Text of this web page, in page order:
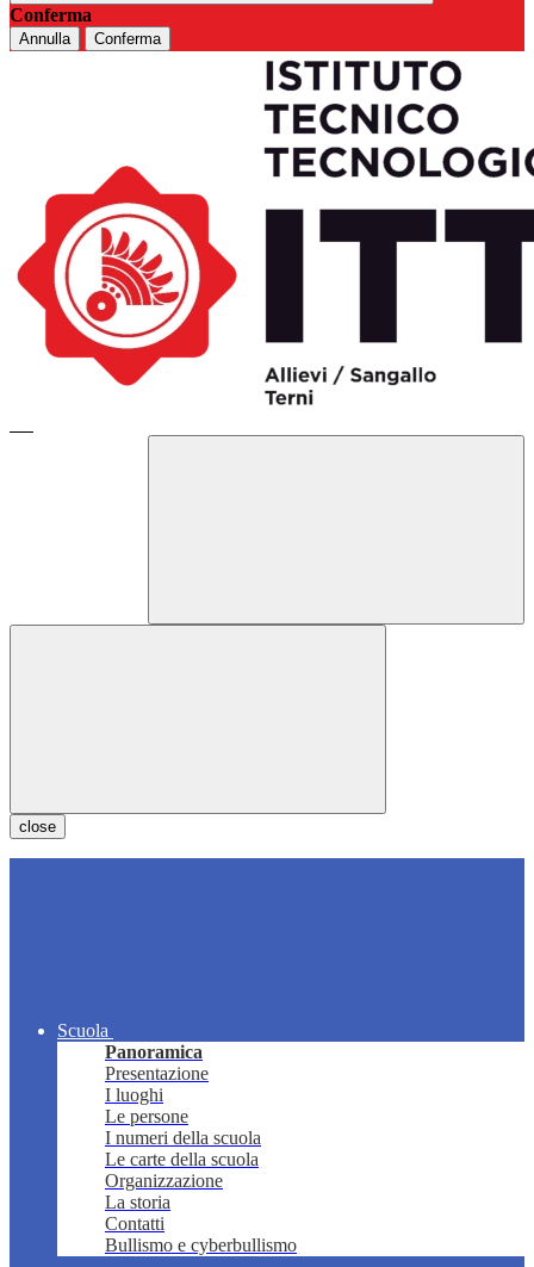
Conferma
Annulla Conferma
close
Scuola
Panoramica
Presentazione
I luoghi
Le persone
I numeri della scuola
Le carte della scuola
Organizzazione
La storia
Contatti
Bullismo e cyberbullismo